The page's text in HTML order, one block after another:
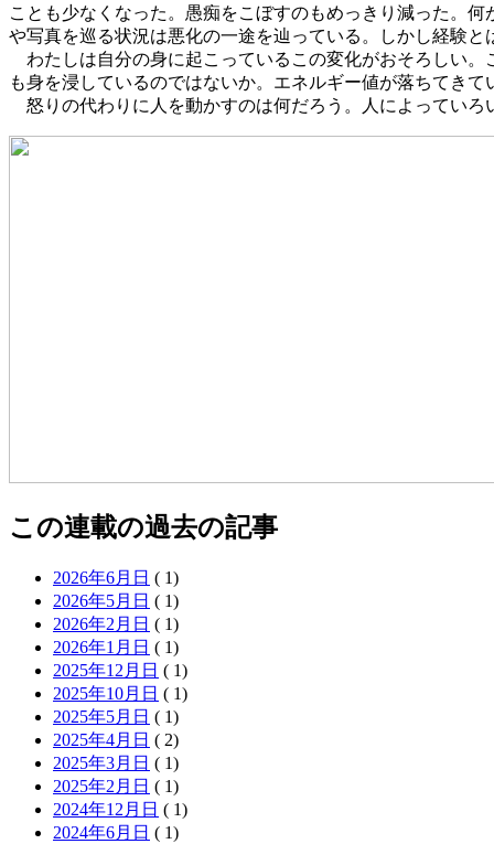
ことも少なくなった。愚痴をこぼすのもめっきり減った。
や写真を巡る状況は悪化の一途を辿っている。しかし経験
わたしは自分の身に起こっているこの変化がおそろしい。
も身を浸しているのではないか。エネルギー値が落ちてきて
怒りの代わりに人を動かすのは何だろう。人によっていろ
この連載の過去の記事
2026年6月日 ( 1)
2026年5月日 ( 1)
2026年2月日 ( 1)
2026年1月日 ( 1)
2025年12月日 ( 1)
2025年10月日 ( 1)
2025年5月日 ( 1)
2025年4月日 ( 2)
2025年3月日 ( 1)
2025年2月日 ( 1)
2024年12月日 ( 1)
2024年6月日 ( 1)